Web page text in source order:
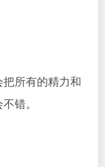
所有的精力和
错。